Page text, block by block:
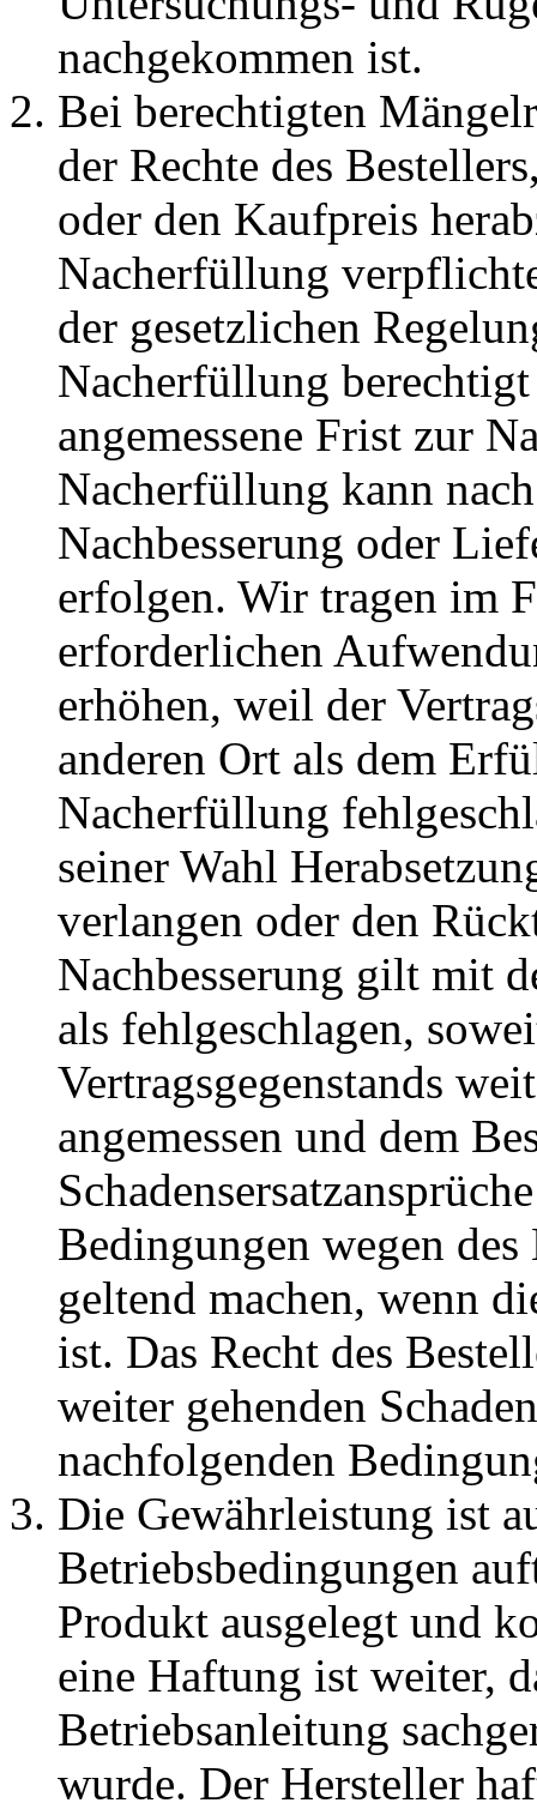
nachgekommen ist.
Bei berechtigten
der Rechte des
oder den Kaufpreis
Nacherfüllung
der gesetzlichen
Nacherfüllung
angemessene Frist zur
Nacherfüllung kann
Nachbesserung oder
erfolgen. Wir tragen im
erforderlichen
erhöhen, weil der
anderen Ort als dem
Nacherfüllung
seiner Wahl
verlangen oder den
Nachbesserung gilt mit
als fehlgeschlagen,
Vertragsgegenstands
angemessen und dem
Bedingungen wegen
geltend machen, wenn
ist. Das Recht des
weiter gehenden
nachfolgenden
Die Gewährleistung ist
Betriebsbedingungen
Produkt ausgelegt und
eine Haftung ist weiter,
Betriebsanleitung
wurde. Der Hersteller